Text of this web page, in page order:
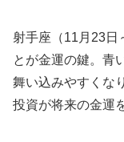
射手座（11月23日
とが金運の鍵。青
舞い込みやすくな
投資が将来の金運